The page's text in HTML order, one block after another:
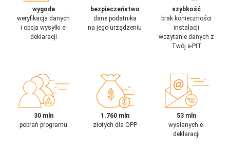
wygoda
weryfikacja danych
i opcja wysyłki e-
deklaracji
bezpieczeństwo
dane podatnika
na jego urządzeniu
szybkość
brak konieczności
instalacji
wczytanie danych z
Twój e-PIT
30 mln
pobrań programu
1.760 mln
złotych dla OPP
53 mln
wysłanych e-
deklaracji